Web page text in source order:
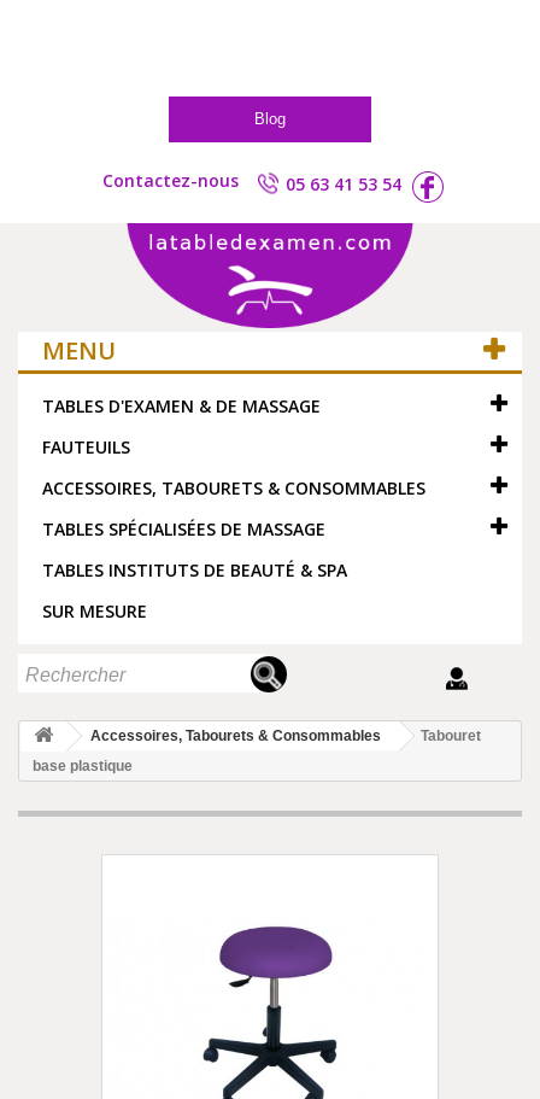
Blog
Contactez-nous 05 63 41 53 54
MENU
TABLES D'EXAMEN & DE MASSAGE
FAUTEUILS
ACCESSOIRES, TABOURETS & CONSOMMABLES
TABLES SPÉCIALISÉES DE MASSAGE
TABLES INSTITUTS DE BEAUTÉ & SPA
SUR MESURE
Accessoires, Tabourets & Consommables
Tabouret
base plastique